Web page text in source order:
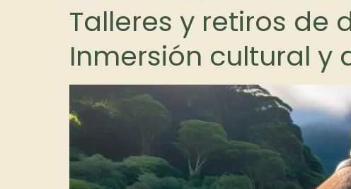
Talleres y retiros de
Inmersión cultural y